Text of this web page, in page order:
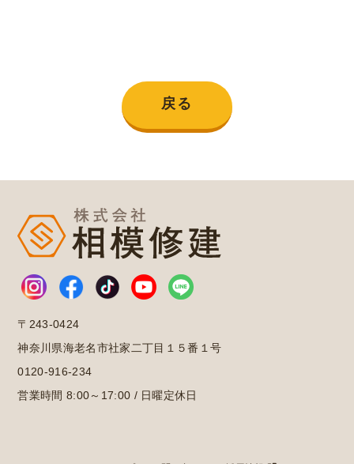
戻る
〒243-0424
神奈川県海老名市社家二丁目１５番１号
0120-916-234
営業時間 8:00～17:00 / 日曜定休日